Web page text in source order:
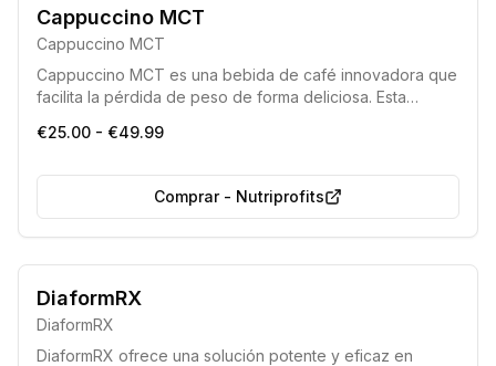
Producto de alta calidad
Cappuccino MCT
Cappuccino MCT
Cappuccino MCT es una bebida de café innovadora que
facilita la pérdida de peso de forma deliciosa. Esta
acumulación de lípidos y promueve una prolongada
€25.00 - €49.99
Comprar- Nutriprofits
Ahora disponible sin receta médica
DiaformRX
DiaformRX
DiaformRX ofrece una solución potente y eficaz en